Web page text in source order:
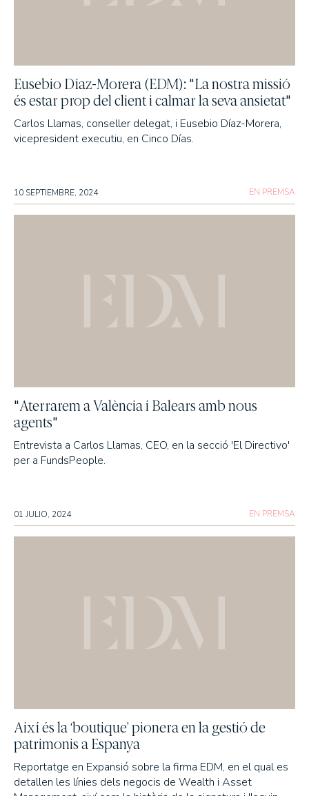
Eusebio Díaz-Morera (EDM): "La nostra missió
és estar prop del client i calmar la seva ansietat"
Carlos Llamas, conseller delegat, i Eusebio Díaz-Morera,
vicepresident executiu, en Cinco Días.
10 SEPTIEMBRE, 2024 EN PREMSA
"Aterrarem a València i Balears amb nous
agents"
Entrevista a Carlos Llamas, CEO, en la secció 'El Directivo'
per a FundsPeople.
01 JULIO, 2024 EN PREMSA
Així és la ‘boutique’ pionera en la gestió de
patrimonis a Espanya
Reportatge en Expansió sobre la firma EDM, en el qual es
detallen les línies dels negocis de Wealth i Asset